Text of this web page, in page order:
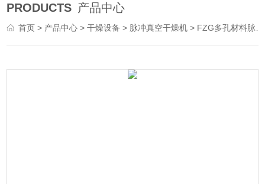
PRODUCTS 产品中心
首页 > 产品中心 >干燥设备 > 脉冲真空干燥机 > FZG多孔材料脉冲真空干燥机